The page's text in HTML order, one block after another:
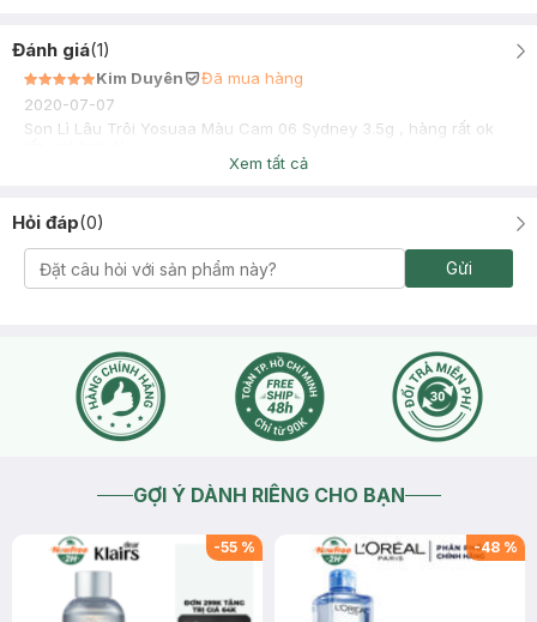
Đánh giá(1)
Kim Duyên
Đã mua hàng
2020-07-07
Son Lì Lâu Trôi Yosuaa Màu Cam 06 Sydney 3.5g , hàng rất ok
Xem tất cả
Hỏi đáp(0)
Gửi
GỢI Ý DÀNH RIÊNG CHO BẠN
-55 % -48 %